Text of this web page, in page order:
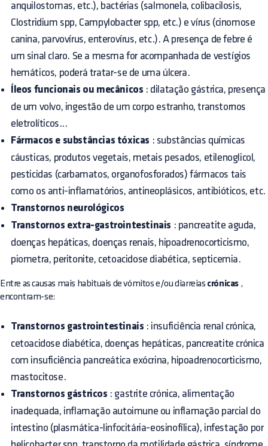
anquilostomas, etc.), bactérias (salmonela, colibacilosis,
Clostridium spp, Campylobacter spp, etc.) e vírus (cinomose
canina, parvovírus, enterovírus, etc.). A presença de febre é
um sinal claro. Se a mesma for acompanhada de vestígios
hemáticos, poderá tratar-se de uma úlcera.
Íleos funcionais ou mecânicos : dilatação gástrica, presença
de um volvo, ingestão de um corpo estranho, transtornos
eletrolíticos...
Fármacos e substâncias tóxicas : substâncias químicas
cáusticas, produtos vegetais, metais pesados, etilenoglicol,
pesticidas (carbamatos, organofosforados) fármacos tais
como os anti-inflamatórios, antineoplásicos, antibióticos, etc.
Transtornos neurológicos
Transtornos extra-gastrointestinais : pancreatite aguda,
doenças hepáticas, doenças renais, hipoadrenocorticismo,
piometra, peritonite, cetoacidose diabética, septicemia.
Entre as causas mais habituais de vómitos e/ou diarreias crónicas ,
encontram-se:
Transtornos gastrointestinais : insuficiência renal crónica,
cetoacidose diabética, doenças hepáticas, pancreatite crónica
com insuficiência pancreática exócrina, hipoadrenocorticismo,
mastocitose.
Transtornos gástricos : gastrite crónica, alimentação
inadequada, inflamação autoimune ou inflamação parcial do
intestino (plasmática-linfocitária-eosinofílica), infestação por